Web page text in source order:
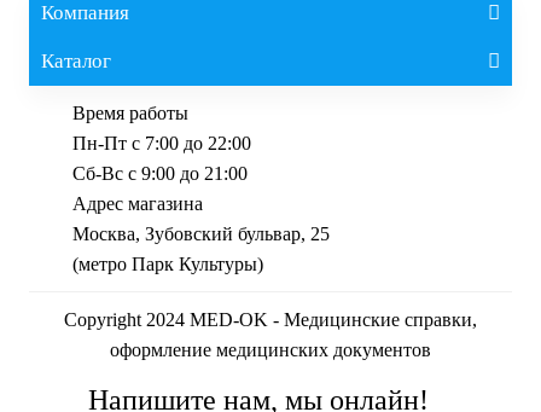
Компания
Каталог
Время работы
Пн-Пт с 7:00 до 22:00
Сб-Вс с 9:00 до 21:00
Адрес магазина
Москва, Зубовский бульвар, 25
(метро Парк Культуры)
Copyright 2024 MED-OK - Медицинские справки,
оформление медицинских документов
Напишите нам, мы онлайн!